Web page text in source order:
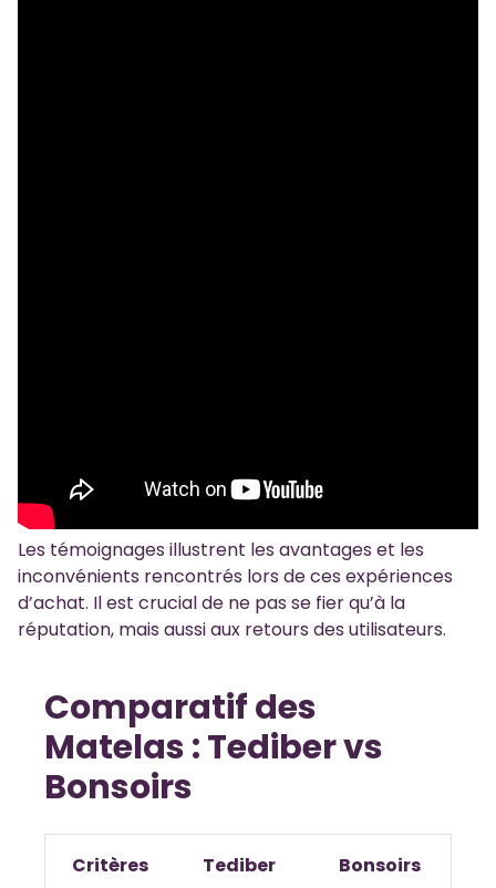
Les témoignages illustrent les avantages et les
inconvénients rencontrés lors de ces expériences
d’achat. Il est crucial de ne pas se fier qu’à la
réputation, mais aussi aux retours des utilisateurs.
Comparatif des
Matelas : Tediber vs
Bonsoirs
Critères Tediber Bonsoirs